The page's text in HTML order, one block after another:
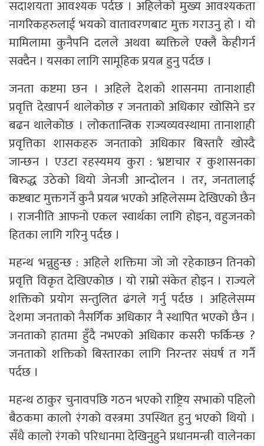
सदाशयता आवश्यक पर्दछ । अहिलेको मुख्य आवश्यकता
नागरिकहरुलाई भयको वातावरणबाट मुक्त गराउनु हो । यो
मामिलामा कुनैपनि दलले अथवा ब्यक्तिले एक्लै केहीगर्न
सक्दैन । यसका लागि सामूहिक प्रयत्न हुनु पर्दछ ।
जनता कष्टमा छन । अहिले देशको शासनमा तानाशाही
प्रवृत्ति देखापर्न थालेकोछ र जनताको अधिकार खोसिने डर
बढन थालेकोछ । लोकतान्त्रिक राज्यव्यवस्थामा तानाशाही
प्रवृत्तिका शासकहरु जनताको अधिकार बिस्तारै खोस्दै
जान्छन । एउटा रहस्यमय कुरा : भ्रष्टाचार र कुशासनका
बिरुद्ध उठेको थियो जेनजी आन्दोलन । तर, जनतालाई
कष्टबाट मुक्तगर्ने कुनै प्रयत्न भएको अहिलेसम्म देखिएको छैन
। राजनीति आफनो एकल स्वार्थका लागि होइन, वहुजनको
हितका लागि गरिनु पर्दछ ।
महन्थ भन्नुहुन्छ : अहिले शक्तिमा जो जो रहेकाछन तिनको
प्रवृत्ति विकृत देखिएकोछ । यो राम्रो संकेत होइन । राज्यले
शक्तिको प्रयोग सन्तुलित ढंगले गर्नु पर्दछ । अहिलेसम्म
देशमा जनताको नैसर्गिक अधिकार नै स्थापित भएको छैन ।
जनताको हातमा हुँदै नभएको अधिकार कसरी फर्किन्छ ?
जनताको शक्तिको बिस्तारका लागि निरन्तर संघर्ष त गर्नै
पर्दछ ।
महन्थ ठाकुर चुनावपछि गठन भएको राष्ट्रिय सभाको पहिलो
बैठकमा कालो रंगको वस्त्रमा उपस्थित हुनु भएको थियो ।
सँधै कालो रंगको परिधानमा देखिनुहुने प्रधानमन्त्री वालेनका